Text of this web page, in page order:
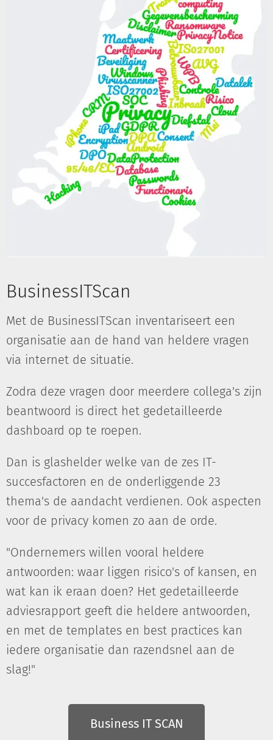
BusinessITScan
Met de BusinessITScan inventariseert een
organisatie aan de hand van heldere vragen
via internet de situatie.
Zodra deze vragen door meerdere collega's zijn
beantwoord is direct het gedetailleerde
dashboard op te roepen.
Dan is glashelder welke van de zes IT-
succesfactoren en de onderliggende 23
thema's de aandacht verdienen. Ook aspecten
voor de privacy komen zo aan de orde.
"Ondernemers willen vooral heldere
antwoorden: waar liggen risico's of kansen, en
wat kan ik eraan doen? Het gedetailleerde
adviesrapport geeft die heldere antwoorden,
en met de templates en best practices kan
iedere organisatie dan razendsnel aan de
slag!"
Business IT SCAN